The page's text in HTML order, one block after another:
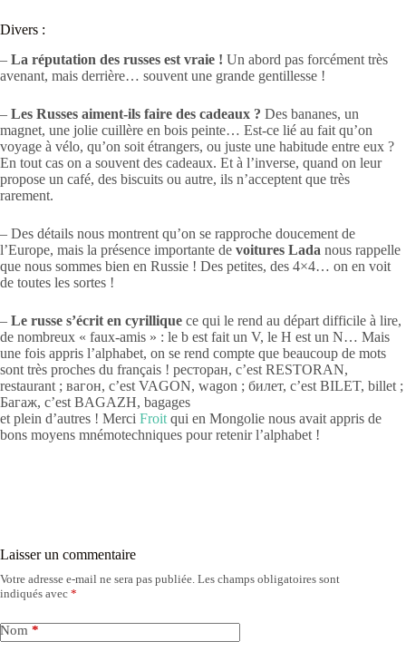
Divers :
– La réputation des russes est vraie ! Un abord pas forcément très
avenant, mais derrière… souvent une grande gentillesse !
– Les Russes aiment-ils faire des cadeaux ? Des bananes, un
magnet, une jolie cuillère en bois peinte… Est-ce lié au fait qu’on
voyage à vélo, qu’on soit étrangers, ou juste une habitude entre eux ?
En tout cas on a souvent des cadeaux. Et à l’inverse, quand on leur
propose un café, des biscuits ou autre, ils n’acceptent que très
rarement.
– Des détails nous montrent qu’on se rapproche doucement de
l’Europe, mais la présence importante de voitures Lada nous rappelle
que nous sommes bien en Russie ! Des petites, des 4×4… on en voit
de toutes les sortes !
– Le russe s’écrit en cyrillique ce qui le rend au départ difficile à lire,
de nombreux « faux-amis » : le b est fait un V, le H est un N… Mais
une fois appris l’alphabet, on se rend compte que beaucoup de mots
sont très proches du français ! ресторан, c’est RESTORAN,
restaurant ; вагон, c’est VAGON, wagon ; билет, c’est BILET, billet ;
Багаж, c’est BAGAZH, bagages
et plein d’autres ! Merci Froit qui en Mongolie nous avait appris de
bons moyens mnémotechniques pour retenir l’alphabet !
Laisser un commentaire
Votre adresse e-mail ne sera pas publiée. Les champs obligatoires sont
indiqués avec *
Nom *